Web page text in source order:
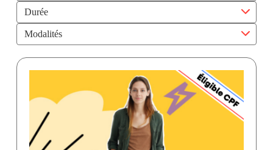
Durée
Modalités